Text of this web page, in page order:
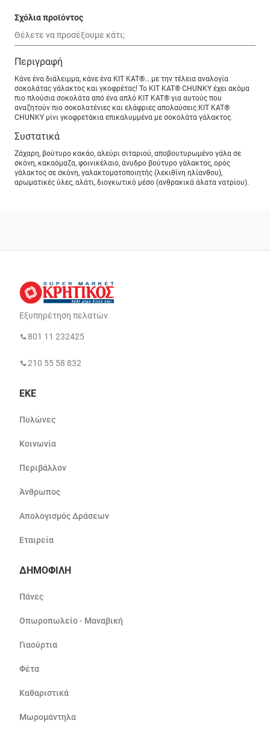
Σχόλια προϊόντος
Περιγραφή
Κάνε ένα διάλειμμα, κάνε ένα ΚIT KAT®… με την τέλεια αναλογία
σοκολάτας γάλακτος και γκοφρέτας! Το ΚIT KAT® CHUNKY έχει ακόμα
πιο πλούσια σοκολάτα από ένα απλό ΚIT KAT® για αυτούς που
αναζητούν πιο σοκολατένιες και ελάφριες απολαύσεις.ΚIT KAT®
CHUNKY μίνι γκοφρετάκια επικαλυμμένα με σοκολάτα γάλακτος.
Συστατικά
Ζάχαρη, βούτυρο κακάο, αλεύρι σιταριού, αποβουτυρωμένο γάλα σε
σκόνη, κακαόμαζα, φοινικέλαιο, άνυδρο βούτυρο γάλακτος, ορός
γάλακτος σε σκόνη, γαλακτοματοποιητής (λεκιθίνη ηλίανθου),
αρωματικές ύλες, αλάτι, διογκωτικό μέσο (ανθρακικά άλατα νατρίου).
Εξυπηρέτηση πελατών
801 11 232425
210 55 58 832
ΕΚΕ
Πυλώνες
Κοινωνία
Περιβάλλον
Άνθρωπος
Απολογισμός Δράσεων
Εταιρεία
ΔΗΜΟΦΙΛΗ
Πάνες
Οπωροπωλείο - Μαναβική
Γιαούρτια
Φέτα
Καθαριστικά
Μωρομάντηλα